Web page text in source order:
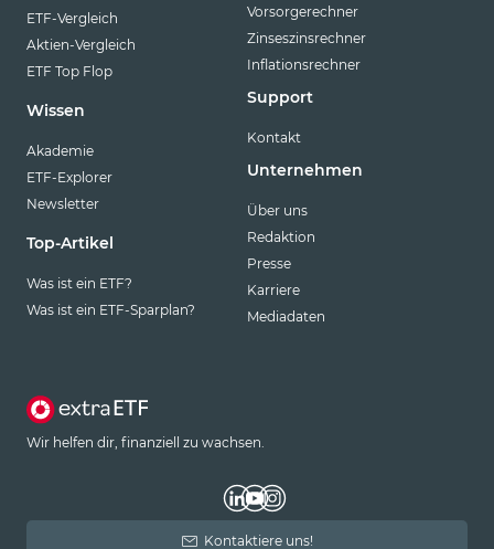
ETF-Vergleich
Aktien-Vergleich
ETF Top Flop
Wissen
Akademie
ETF-Explorer
Newsletter
Top-Artikel
Was ist ein ETF?
Was ist ein ETF-Sparplan?
Vorsorgerechner
Zinseszinsrechner
Inflationsrechner
Support
Kontakt
Unternehmen
Über uns
Redaktion
Presse
Karriere
Mediadaten
Wir helfen dir, finanziell zu wachsen.
Kontaktiere uns!